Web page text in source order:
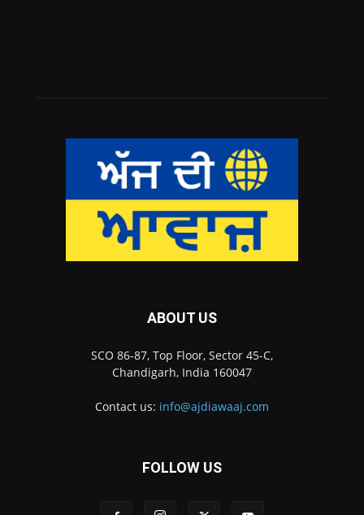
ABOUT US
SCO 86-87, Top Floor, Sector 45-C,
Chandigarh, India 160047
Contact us: info@ajdiawaaj.com
FOLLOW US